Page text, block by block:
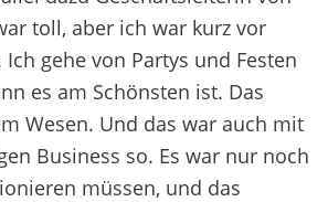
toll, aber ich war kurz vor
gehe von Partys und Festen
es am Schönsten ist. Das
Wesen. Und das war auch mit
Business so. Es war nur noch
müssen, und das